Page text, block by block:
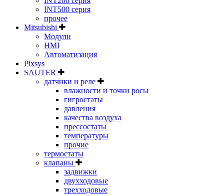
INT500 серия
прочее
Mitsubishi
Модули
HMI
Автоматизация
Pixsys
SAUTER
датчики и реле
влажности и точки росы
гигростаты
давления
качества воздуха
прессостаты
температуры
прочие
термостаты
клапаны
задвижки
двухходовые
трехходовые